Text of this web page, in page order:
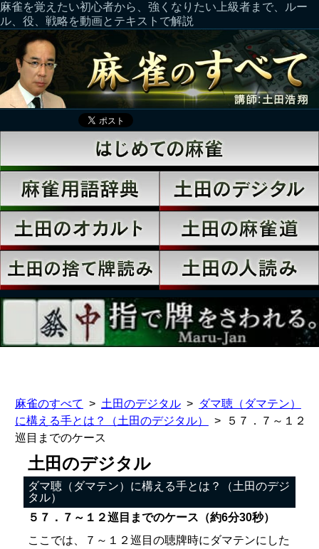
麻雀を覚えたい初心者から、強くなりたい上級者まで、ルー
ル、役、戦略を動画とテキストで解説
麻雀のすべて 土田のデジタル
ダマ聴（ダマテン）
に構える手とは？（土田のデジタル）
５７．７～１２
巡目までのケース
土田のデジタル
ダマ聴（ダマテン）に構える手とは？（土田のデジ
タル）
５７．７～１２巡目までのケース（約6分30秒）
ここでは、７～１２巡目の聴牌時にダマテンにした